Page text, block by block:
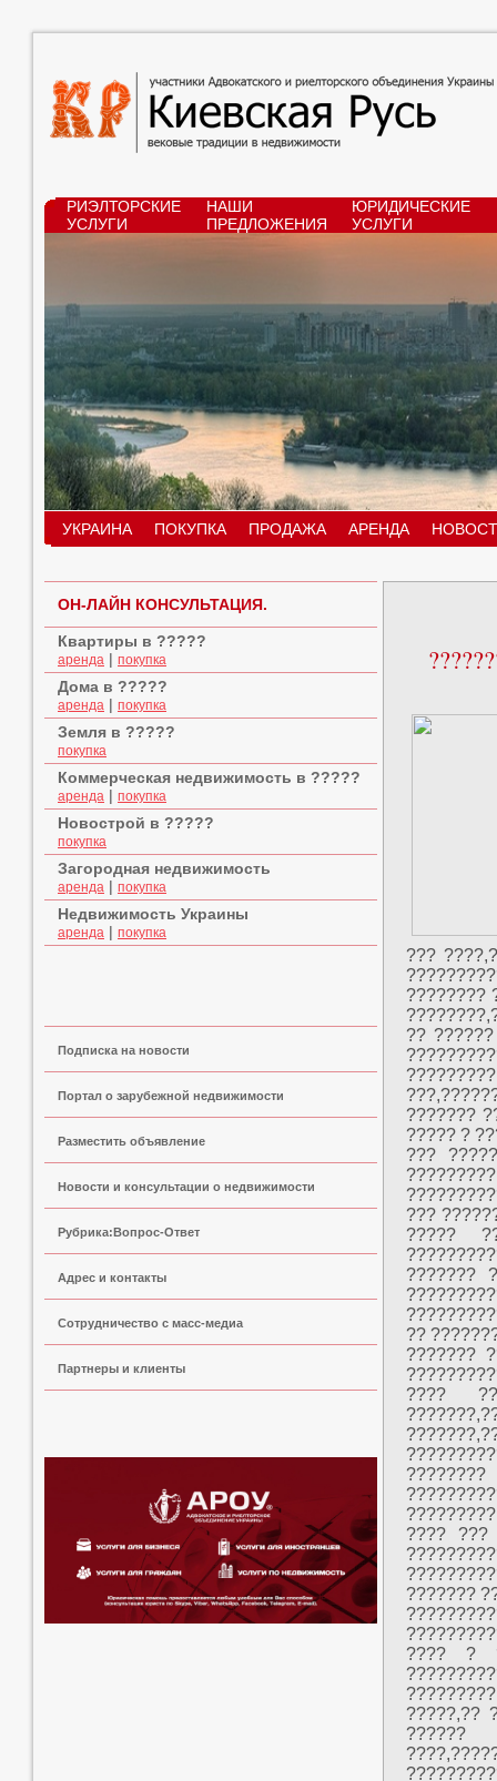
РИЭЛТОРСКИЕ
УСЛУГИ
НАШИ
ПРЕДЛОЖЕНИЯ
ЮРИДИЧЕСКИЕ
УСЛУГИ
УКРАИНА ПОКУПКА ПРОДАЖА АРЕНДА
ОН-ЛАЙН КОНСУЛЬТАЦИЯ.
Квартиры в ?????
аренда | покупка
Дома в ?????
аренда | покупка
Земля в ?????
покупка
Коммерческая недвижимость в ?????
аренда | покупка
Новострой в ?????
покупка
Загородная недвижимость
аренда | покупка
Недвижимость Украины
аренда | покупка
Подписка на новости
Портал о зарубежной недвижимости
Разместить объявление
Новости и консультации о недвижимости
Рубрика:Вопрос-Ответ
Адрес и контакты
Сoтрудничество с масс-медиа
Партнеры и клиенты
???
????????
??
???????
????? ?
???
???
?????
???????
??
???????
????
???? ???
???????
???? ?
?????,??
??????